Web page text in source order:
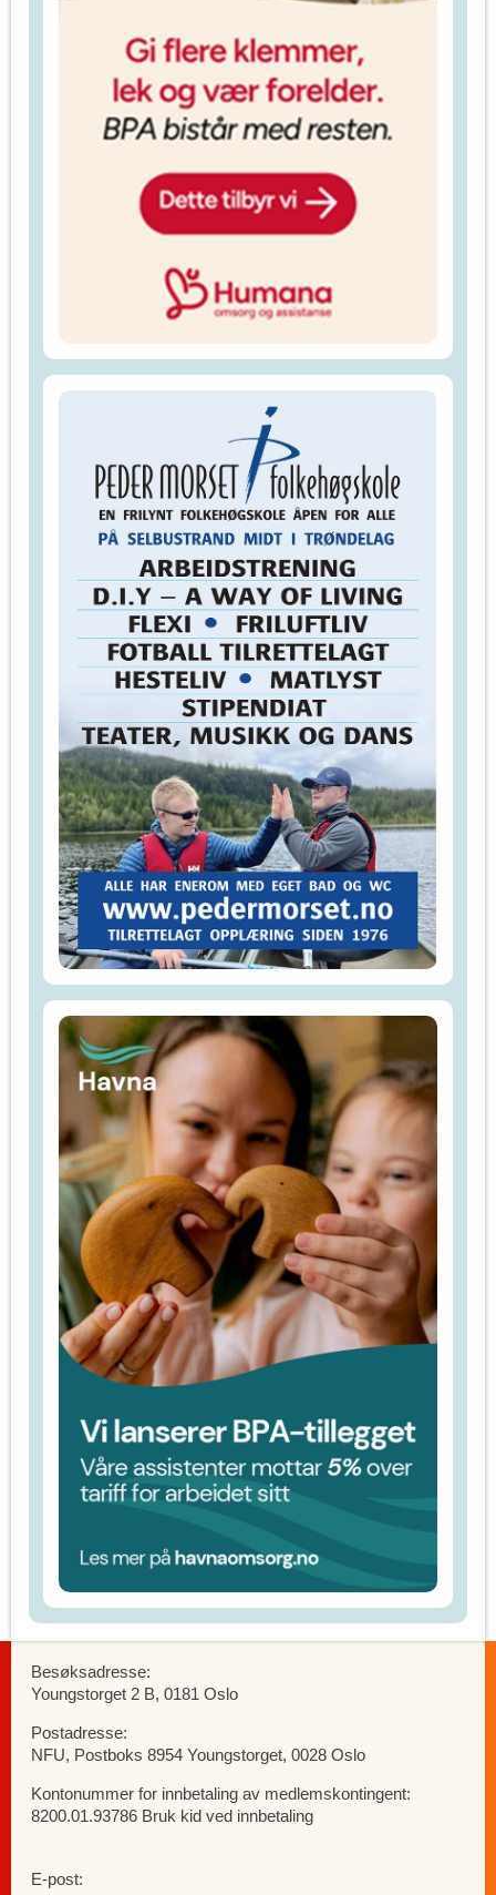
Besøksadresse:
Youngstorget 2 B, 0181 Oslo
Postadresse:
NFU, Postboks 8954 Youngstorget, 0028 Oslo
Kontonummer for innbetaling av medlemskontingent:
8200.01.93786 Bruk kid ved innbetaling
E-post: